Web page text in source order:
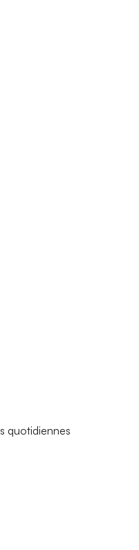
quotidiennes